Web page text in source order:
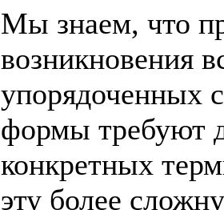
Мы знаем, что
возникновения
упорядоченных
формы требуют
конкретных
эту более